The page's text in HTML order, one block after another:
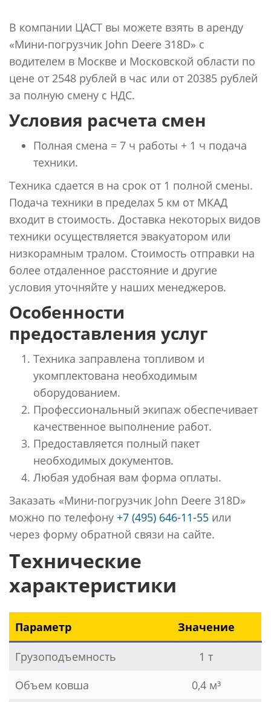
В компании ЦАСТ вы можете взять в аренду
«Мини-погрузчик John Deere 318D» с
водителем в Москве и Московской области по
цене от 2548 рублей в час или от 20385 рублей
за полную смену с НДС.
Условия расчета смен
Полная смена = 7 ч работы + 1 ч подача
техники.
Техника сдается в на срок от 1 полной смены.
Подача техники в пределах 5 км от МКАД
входит в стоимость. Доставка некоторых видов
техники осуществляется эвакуатором или
низкорамным тралом. Стоимость отправки на
более отдаленное расстояние и другие
условия уточняйте у наших менеджеров.
Особенности
предоставления услуг
Техника заправлена топливом и
укомплектована необходимым
оборудованием.
Профессиональный экипаж обеспечивает
качественное выполнение работ.
Предоставляется полный пакет
необходимых документов.
Любая удобная вам форма оплаты.
Заказать «Мини-погрузчик John Deere 318D»
можно по телефону +7 (495) 646-11-55 или
через форму обратной связи на сайте.
Технические
характеристики
Параметр Значение
Грузоподъемность
1 т
Объем ковша
0,4 м³